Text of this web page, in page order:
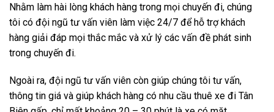
Nhằm làm hài lòng khách hàng trong mọi chuyến đi, chúng
tôi có đội ngũ tư vấn viên làm việc 24/7 để hỗ trợ khách
hàng giải đáp mọi thắc mắc và xử lý các vấn đề phát sinh
trong chuyến đi.
Ngoài ra, đội ngũ tư vấn viên còn giúp chúng tôi tư vấn,
thông tin giá và giúp khách hàng có nhu cầu thuê xe đi Tân